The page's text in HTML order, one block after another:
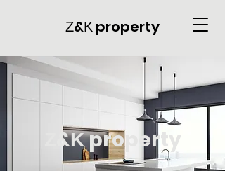
Ζ&Κ property
Ζ&Κ property